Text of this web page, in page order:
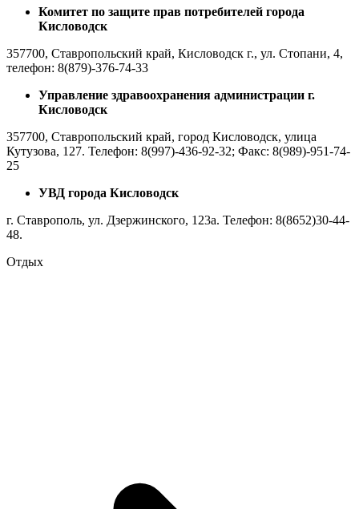
Комитет по защите прав потребителей города
Кисловодск
357700, Ставропольский край, Кисловодск г., ул. Стопани, 4,
телефон: 8(879)-376-74-33
Управление здравоохранения администрации г.
Кисловодск
357700, Ставропольский край, город Кисловодск, улица
Кутузова, 127. Телефон: 8(997)-436-92-32; Факс: 8(989)-951-74-
25
УВД города Кисловодск
г. Ставрополь, ул. Дзержинского, 123a. Телефон: 8(8652)30-44-
48.
Отдых